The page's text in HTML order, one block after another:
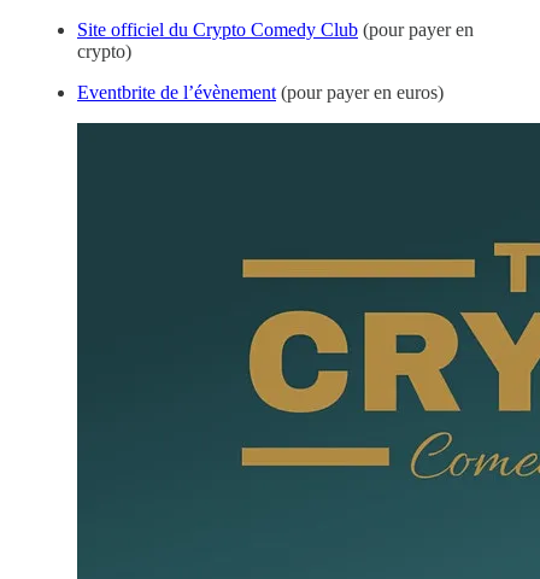
Site officiel du Crypto Comedy Club (pour payer en
crypto)
Eventbrite de l’évènement (pour payer en euros)